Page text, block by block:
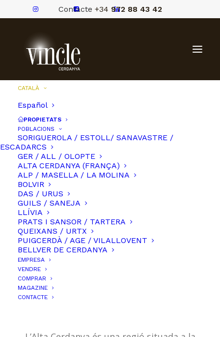
Contacte +34 972 88 43 42
CATALÀ
Español
PROPIETATS
POBLACIONS
SORIGUEROLA / ESTOLL/ SANAVASTRE /
ESCADARCS
GER / ALL / OLOPTE
ALTA CERDANYA (FRANÇA)
ALP / MASELLA / LA MOLINA
BOLVIR
DAS / URUS
GUILS / SANEJA
LLÍVIA
PRATS I SANSOR / TARTERA
QUEIXANS / URTX
PUIGCERDÀ / AGE / VILALLOVENT
BELLVER DE CERDANYA
EMPRESA
VENDRE
COMPRAR
MAGAZINE
CONTACTE